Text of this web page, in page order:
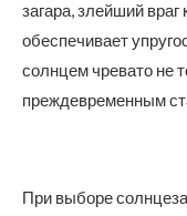
загара, злейший
обеспечивает
солнцем чревато не
преждевременным
При выборе